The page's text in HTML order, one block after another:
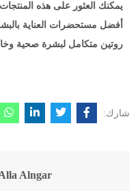
يمكنك العثور على هذه
أفضل مستحضرات العناية
روتين متكامل لبشرة صحية
شارك:
Alngar